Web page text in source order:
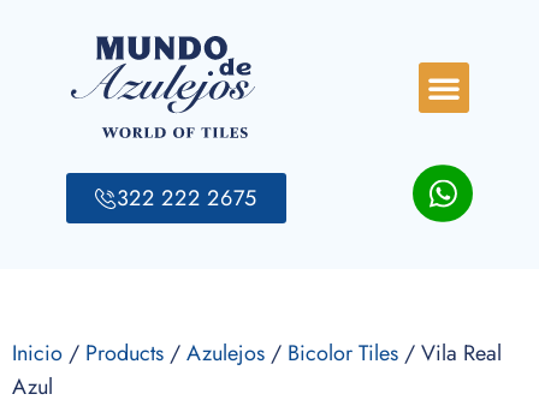
322 222 2675
Inicio/ Products/Azulejos/ Bicolor Tiles/ Vila Real
Azul